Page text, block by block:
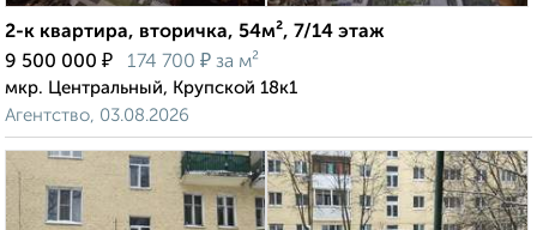
2-к квартира, вторичка, 54м², 7/14 этаж
9 500 000 ₽ 174 700 ₽ за м²
мкр. Центральный, Крупской 18к1
Агентство, 03.08.2026